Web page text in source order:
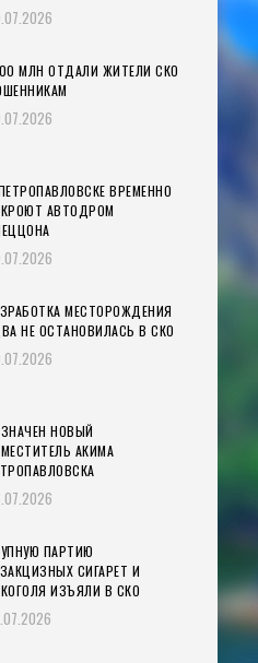
МЛН ОТДАЛИ ЖИТЕЛИ СКО
ВРЕМЕННО
АВТОДРОМ
МЕСТОРОЖДЕНИЯ
НЕ ОСТАНОВИЛАСЬ В СКО
НОВЫЙ
АКИМА
ПАРТИЮ
СИГАРЕТ И
ИЗЪЯЛИ В СКО